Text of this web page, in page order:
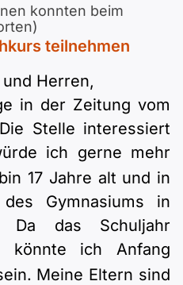
konnten beim
teilnehmen
Herren,
in der Zeitung vom
Stelle interessiert
ich gerne mehr
17 Jahre alt und in
Gymnasiums in
Da das Schuljahr
könnte ich Anfang
Meine Eltern sind